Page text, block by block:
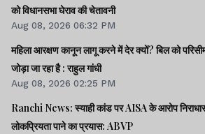
को विधानसभा घेराव की चेतावनी
Aug 08, 2026 06:32 PM
महिला आरक्षण कानून लागू करने में देर क्यों? बिल को परिसीमन से क्यों
जोड़ा जा रहा है : राहुल गांधी
Aug 08, 2026 02:25 PM
Ranchi News: स्याही कांड पर AISA के आरोप
लोकप्रियता पाने का प्रयास: ABVP